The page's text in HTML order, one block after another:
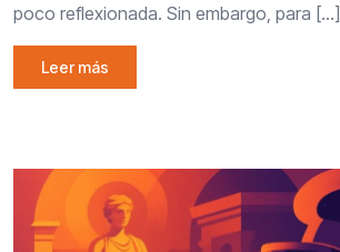
poco reflexionada. Sin embargo, para […]
Leer más